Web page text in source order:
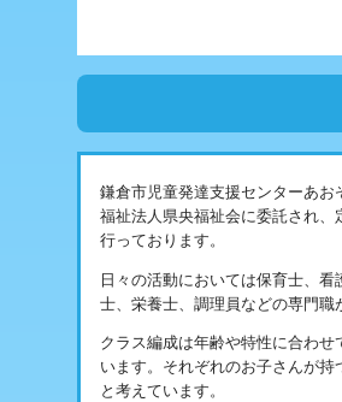
鎌倉市児童発達支援センターあ
福祉法人県央福祉会に委託され
行っております。
日々の活動においては保育士、
士、栄養士、調理員などの専門
クラス編成は年齢や特性に合わ
います。それぞれのお子さんが
と考えています。